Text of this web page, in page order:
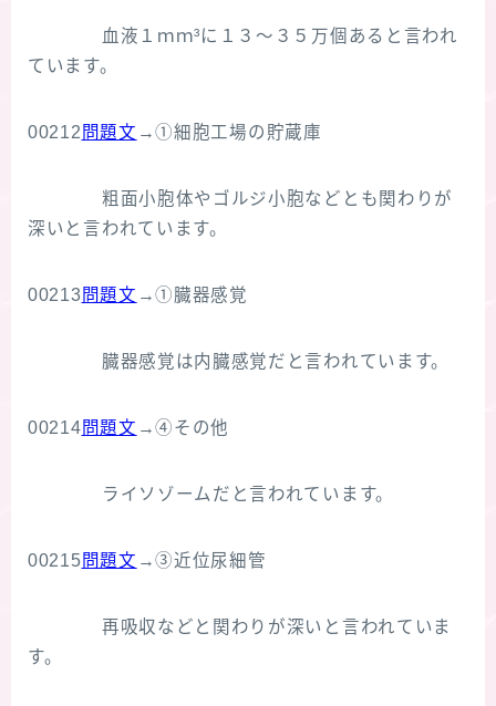
血液１ｍｍ³に１３～３５万個あると言われ
ています。
00212 問題文 →①細胞工場の貯蔵庫
粗面小胞体やゴルジ小胞などとも関わりが
深いと言われています。
00213問題文 →①臓器感覚
臓器感覚は内臓感覚だと言われています。
00214問題文 →④その他
ライソゾームだと言われています。
00215問題文 →③近位尿細管
再吸収などと関わりが深いと言われていま
す。